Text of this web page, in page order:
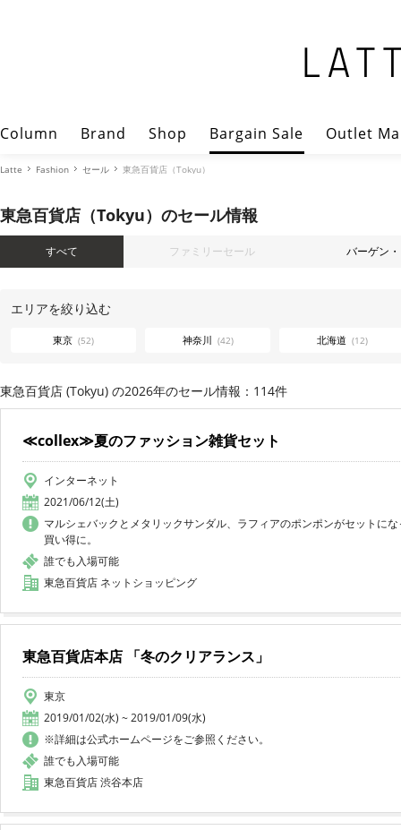
Column Brand Shop Bargain Sale Outlet
Latte Fashion セール 東急百貨店（Tokyu）
東急百貨店（Tokyu）のセール情報
すべて ファミリーセール バーゲン
エリアを絞り込む
東京 (52) 神奈川 (42) 北海道 (12)
東急百貨店 (Tokyu) の2026年のセール情報：114件
≪collex≫夏のファッション雑貨セット
インターネット
2021/06/12(土)
マルシェバックとメタリックサンダル、ラフィアのポンポンがセットに
買い得に。
誰でも入場可能
東急百貨店 ネットショッピング
東急百貨店本店 「冬のクリアランス」
東京
2019/01/02(水) ~ 2019/01/09(水)
※詳細は公式ホームページをご参照ください。
誰でも入場可能
東急百貨店 渋谷本店